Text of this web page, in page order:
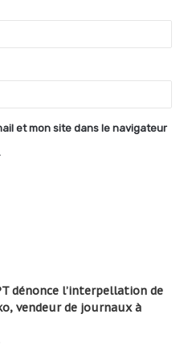
et mon site dans le navigateur
dénonce l’interpellation de
vendeur de journaux à